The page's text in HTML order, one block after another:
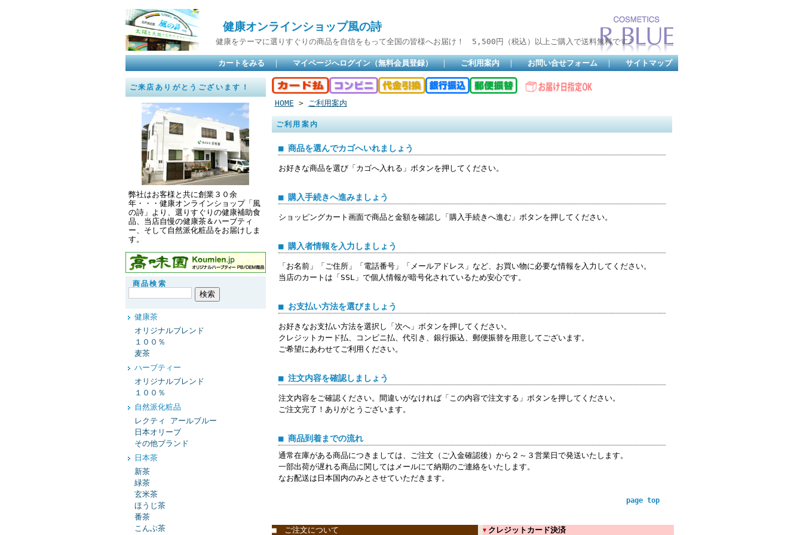
健康オンラインショップ風の詩
健康をテーマに選りすぐりの商品を自信をもって全国の皆様へお届け！ 5,500円（税込）以上ご購入で送料無料です♪
カートをみる ｜ マイページへログイン（無料会員登録） ｜ ご利用案内 ｜ お問い合せフォーム ｜ サイトマップ
ご来店ありがとうございます！
弊社はお客様と共に創業３０余
年・・・健康オンラインショップ「風
の詩」より、選りすぐりの健康補助食
品、当店自慢の健康茶＆ハーブティ
ー、そして自然派化粧品をお届けしま
す。
商品検索
健康茶
オリジナルブレンド
１００％
麦茶
ハーブティー
オリジナルブレンド
１００％
自然派化粧品
レクティ アールブルー
日本オリーブ
その他ブランド
日本茶
新茶
緑茶
玄米茶
ほうじ茶
番茶
こんぶ茶
HOME > ご利用案内
ご利用案内
■ 商品を選んでカゴへいれましょう
お好きな商品を選び「カゴへ入れる」ボタンを押してください。
■ 購入手続きへ進みましょう
ショッピングカート画面で商品と金額を確認し「購入手続きへ進む」ボタンを押してください。
■ 購入者情報を入力しましょう
「お名前」「ご住所」「電話番号」「メールアドレス」など、お買い物に必要な情報を入力してください。
当店のカートは「SSL」で個人情報が暗号化されているため安心です。
■ お支払い方法を選びましょう
お好きなお支払い方法を選択し「次へ」ボタンを押してください。
クレジットカード払、コンビニ払、代引き、銀行振込、郵便振替を用意してございます。
ご希望にあわせてご利用ください。
■ 注文内容を確認しましょう
注文内容をご確認ください。間違いがなければ「この内容で注文する」ボタンを押してください。
ご注文完了！ありがとうございます。
■ 商品到着までの流れ
通常在庫がある商品につきましては、ご注文（ご入金確認後）から２～３営業日で発送いたします。
一部出荷が遅れる商品に関してはメールにて納期のご連絡をいたします。
なお配送は日本国内のみとさせていただきます。
page top
■ ご注文について ▼ クレジットカード決済